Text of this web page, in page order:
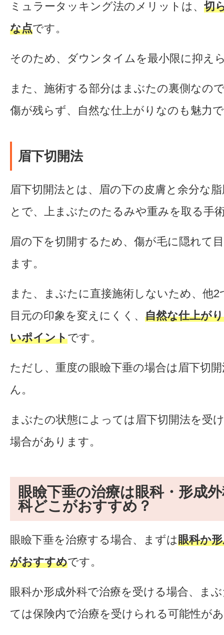
ミュラータッキング法のメリットは、 切
な点です。
そのため、ダウンタイムを最小限に抑え
また、施術する部分はまぶたの裏側なの
傷が残らず、自然な仕上がりなのも魅力
眉下切開法
眉下切開法とは、眉の下の皮膚と余分な
とで、上まぶたのたるみや重みを取る手
眉の下を切開するため、傷が毛に隠れて
ます。
また、まぶたに直接施術しないため、他
目元の印象を変えにくく、 自然な仕上が
いポイントです。
ただし、重度の眼瞼下垂の場合は眉下切
ん。
まぶたの状態によっては眉下切開法を受
場合があります。
眼瞼下垂の治療は眼科・形成
科どこがおすすめ？
眼瞼下垂を治療する場合、まずは眼科か
がおすすめです。
眼科か形成外科で治療を受ける場合、ま
ては保険内で治療を受けられる可能性が